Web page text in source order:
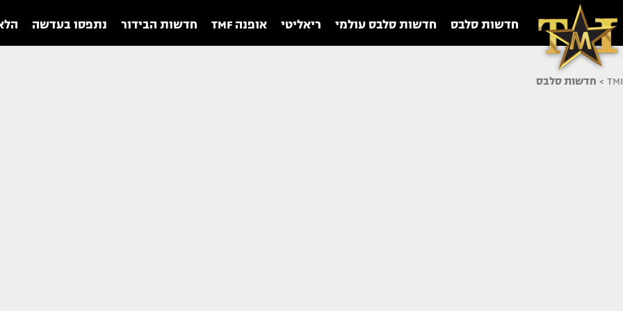
חדשות סלבס חדשות סלבס עולמי ריאליטי אופנה TMF חדשות הבידור נתפסו בעדשה
TMI
> חדשות סלבס